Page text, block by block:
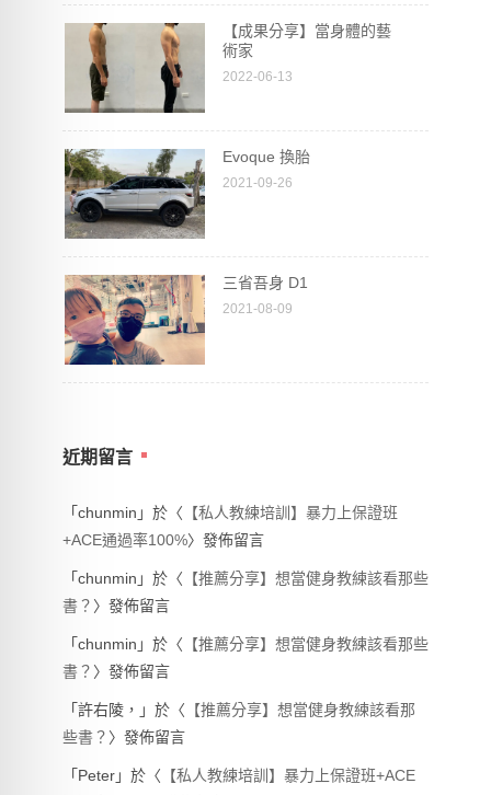
【成果分享】當身體的藝
術家
2022-06-13
Evoque 換胎
2021-09-26
三省吾身 D1
2021-08-09
近期留言
「chunmin 」於〈 【私人教練培訓】暴力上保證班
+ACE通過率100%〉發佈留言
「chunmin 」於〈 【推薦分享】想當健身教練該看那些
書？ 〉發佈留言
「chunmin 」於〈 【推薦分享】想當健身教練該看那些
書？ 〉發佈留言
「許右陵， 」於〈 【推薦分享】想當健身教練該看那
些書？ 〉發佈留言
「 Peter」於〈 【私人教練培訓】暴力上保證班+ACE